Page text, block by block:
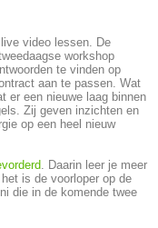
video lessen. De
workshop
te vinden op
aan te passen. Wat
er een nieuwe laag binnen
Zij geven inzichten en
op een heel nieuw
. Daarin leer je meer
is de voorloper op de
die in de komende twee